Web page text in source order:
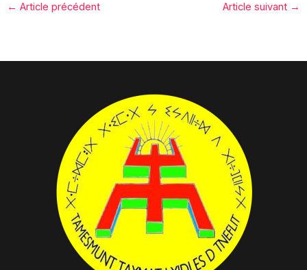
← Article précédent Article suivant →